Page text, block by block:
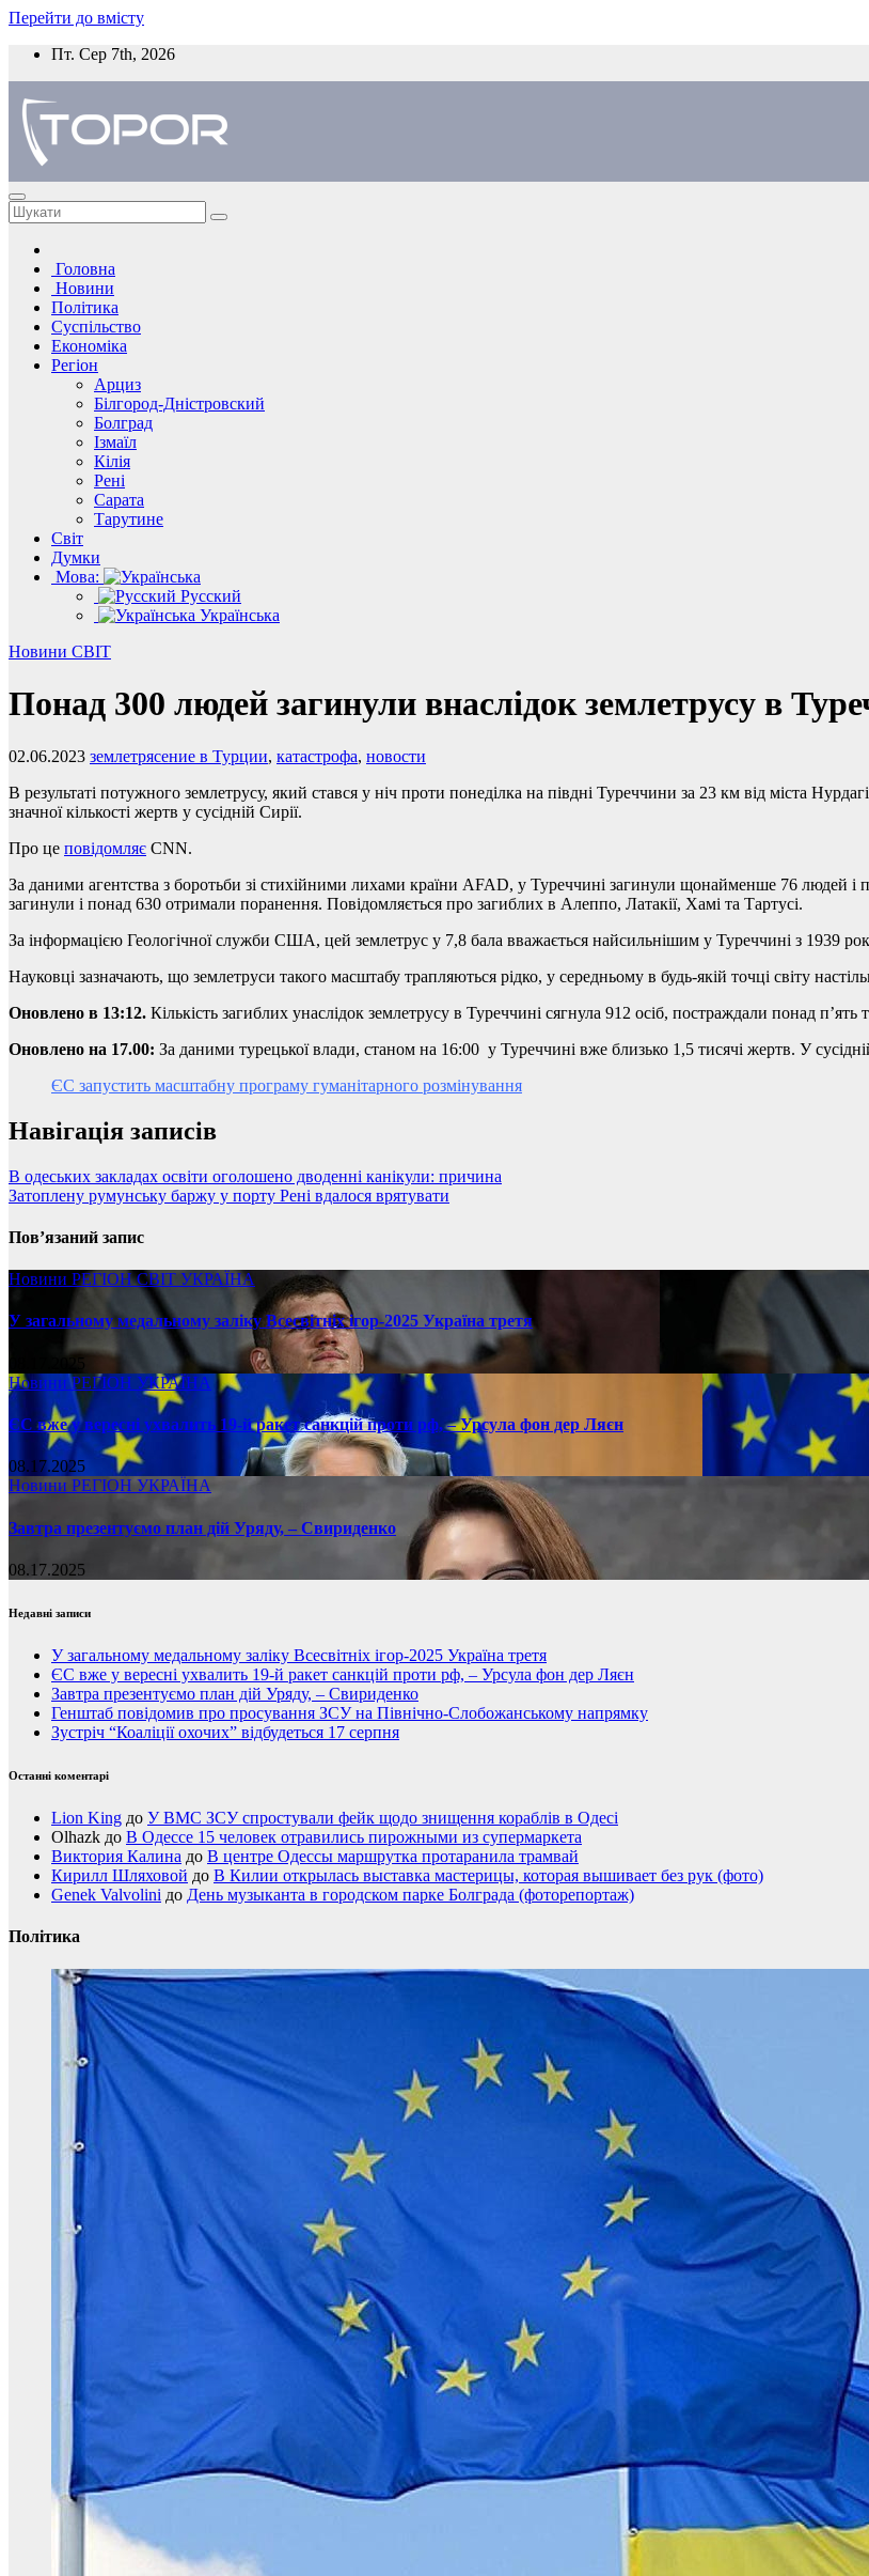
Перейти до вмісту
Пт. Сер 7th, 2026
Головна
Новини
Політика
Суспільство
Економіка
Регіон
Арциз
Білгород-Дністровский
Болград
Ізмаїл
Кілія
Рені
Сарата
Тарутине
Світ
Думки
Мова:
Русский
Українська
Новини СВІТ
Понад 300 людей загинули внаслідок землетрусу в
02.06.2023 землетрясение в Турции, катастрофа, новости
В результаті потужного землетрусу, який стався у ніч проти понеділка на півдні Туреччини за 23 км від міста
значної кількості жертв у сусідній Сирії.
Про це повідомляє CNN.
За даними агентства з боротьби зі стихійними лихами країни AFAD, у Туреччині загинули щонайменше 76 людей
загинули і понад 630 отримали поранення. Повідомляється про загиблих в Алеппо, Латакії, Хамі та Тартусі.
За інформацією Геологічної служби США, цей землетрус у 7,8 бала вважається найсильнішим у Туреччині з 1939
Науковці зазначають, що землетруси такого масштабу трапляються рідко, у середньому в будь-якій точці світу
Оновлено в 13:12. Кількість загиблих унаслідок землетрусу в Туреччині сягнула 912 осіб, постраждали понад
Оновлено на 17.00: За даними турецької влади, станом на 16:00 у Туреччині вже близько 1,5 тисячі жертв. У
ЄС запустить масштабну програму гуманітарного розмінування
Навігація записів
В одеських закладах освіти оголошено дводенні канікули: причина
Затоплену румунську баржу у порту Рені вдалося врятувати
Пов’язаний запис
Новини РЕГІОНСВІТ УКРАЇНА
У загальному медальному заліку Всесвітніх ігор-2025 Україна третя
08.17.2025
НовиниРЕГІОН УКРАЇНА
ЄС вже у вересні ухвалить 19-й ракет санкцій проти рф, – Урсула фон дер Ляєн
08.17.2025
Новини РЕГІОН УКРАЇНА
Завтра презентуємо план дій Уряду, – Свириденко
08.17.2025
Недавні записи
У загальному медальному заліку Всесвітніх ігор-2025 Україна третя
ЄС вже у вересні ухвалить 19-й ракет санкцій проти рф, – Урсула фон дер Ляєн
Завтра презентуємо план дій Уряду, – Свириденко
Генштаб повідомив про просування ЗСУ на Північно-Слобожанському напрямку
Зустріч “Коаліції охочих” відбудеться 17 серпня
Останні коментарі
Lion King до У ВМС ЗСУ спростували фейк щодо знищення кораблів в Одесі
Olhazk до В Одессе 15 человек отравились пирожными из супермаркета
Виктория Калина до В центре Одессы маршрутка протаранила трамвай
Кирилл Шляховой до В Килии открылась выставка мастерицы, которая вышивает без рук (фото)
Genek Valvolini до День музыканта в городском парке Болграда (фоторепортаж)
Політика